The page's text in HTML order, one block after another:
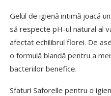
Gelul de igienă intimă joacă
să respecte pH-ul natural al
afectat echilibrul florei. De
o formulă blandă pentru a
bacteriilor benefice.
Sfaturi Saforelle pentru o